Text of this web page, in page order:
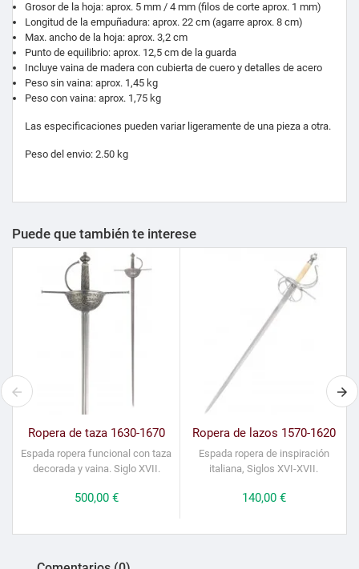
Grosor de la hoja: aprox. 5 mm / 4 mm (filos de corte aprox. 1 mm)
Longitud de la empuñadura: aprox. 22 cm (agarre aprox. 8 cm)
Max. ancho de la hoja: aprox. 3,2 cm
Punto de equilibrio: aprox. 12,5 cm de la guarda
Incluye vaina de madera con cubierta de cuero y detalles de acero
Peso sin vaina: aprox. 1,45 kg
Peso con vaina: aprox. 1,75 kg
Las especificaciones pueden variar ligeramente de una pieza a otra.
Peso del envio: 2.50 kg
Puede que también te interese
Ropera de taza 1630-1670
Espada ropera funcional con taza
decorada y vaina. Siglo XVII.
Precio
500,00 €
Ropera de lazos 1570-1620
Espada ropera de inspiración
italiana, Siglos XVI-XVII.
Precio
140,00 €